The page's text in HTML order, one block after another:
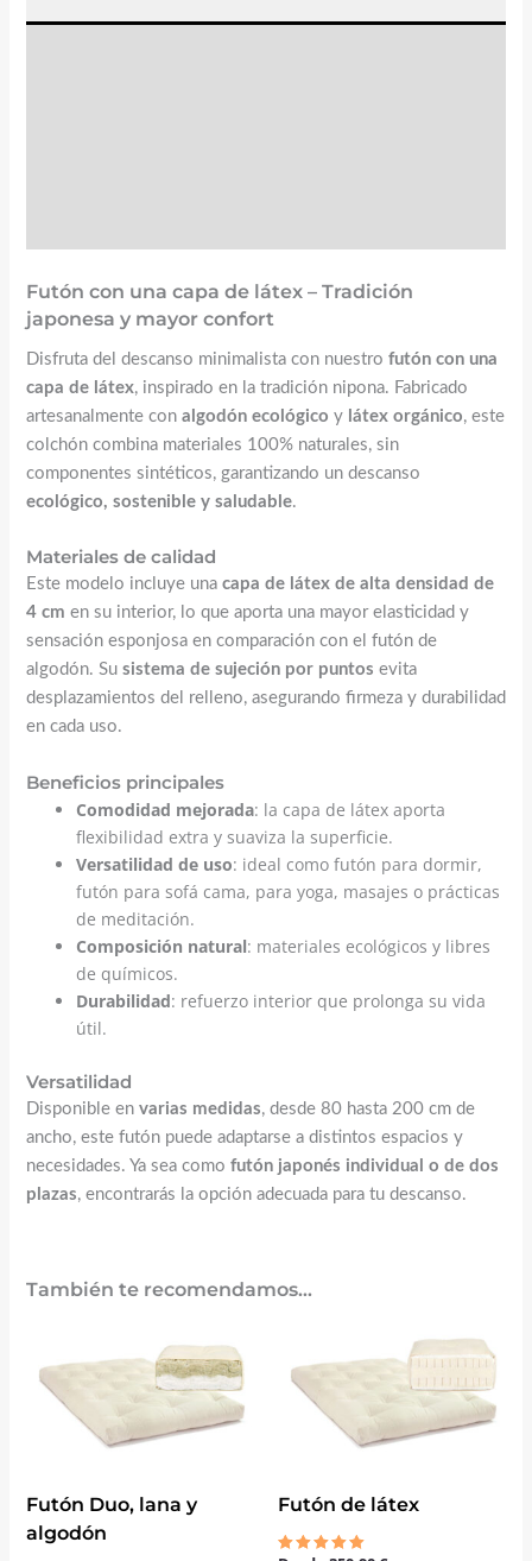
Futón con una capa de látex – Tradición
japonesa y mayor confort
Disfruta del descanso minimalista con nuestro futón con una
capa de látex, inspirado en la tradición nipona. Fabricado
artesanalmente con algodón ecológico y látex orgánico, este
colchón combina materiales 100% naturales, sin
componentes sintéticos, garantizando un descanso
ecológico, sostenible y saludable.
Materiales de calidad
Este modelo incluye una capa de látex de alta densidad de
4 cm en su interior, lo que aporta una mayor elasticidad y
sensación esponjosa en comparación con el futón de
algodón. Su sistema de sujeción por puntos evita
desplazamientos del relleno, asegurando firmeza y durabilidad
en cada uso.
Beneficios principales
Comodidad mejorada: la capa de látex aporta
flexibilidad extra y suaviza la superficie.
Versatilidad de uso: ideal como futón para dormir,
futón para sofá cama, para yoga, masajes o prácticas
de meditación.
Composición natural: materiales ecológicos y libres
de químicos.
Durabilidad: refuerzo interior que prolonga su vida
útil.
Versatilidad
Disponible en varias medidas, desde 80 hasta 200 cm de
ancho, este futón puede adaptarse a distintos espacios y
necesidades. Ya sea como futón japonés individual o de dos
plazas, encontrarás la opción adecuada para tu descanso.
También te recomendamos…
Futón Duo, lana y
algodón
Futón de látex